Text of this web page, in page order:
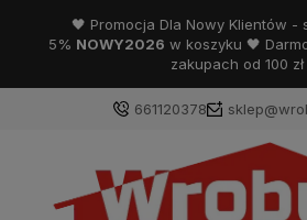
🖤 Promocja Dla Nowy Klientów -
5% NOWY2026 w koszyku 🖤
zakupach od 100
661120378